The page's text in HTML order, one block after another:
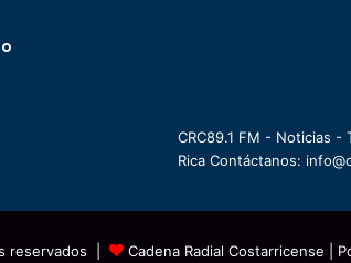
CRC89.1 FM - Noticias -
Rica Contáctanos:
reservados | Cadena Radial Costarricense |